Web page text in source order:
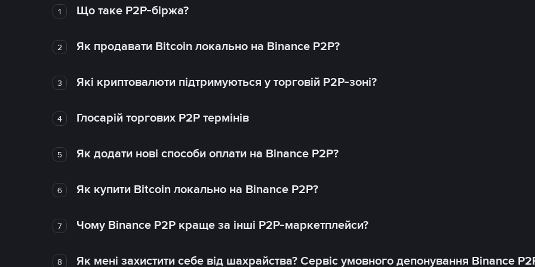
1 Що таке P2P-біржа?
2 Як продавати Bitcoin локально на Binance P2P?
3 Які криптовалюти підтримуються у торговій P2P-зоні?
4 Глосарій торгових P2P термінів
5 Як додати нові способи оплати на Binance P2P?
6 Як купити Bitcoin локально на Binance P2P?
7 Чому Binance P2P краще за інші P2P-маркетплейси?
8 Як мені захистити себе від шахрайства? Сервіс умовного депонування Binance